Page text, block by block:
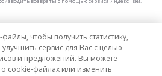
чтобы получить статистику,
сервис для Вас с целью
и предложений. Вы можете
cookie-файлах или изменить
товаров «КотоФото»